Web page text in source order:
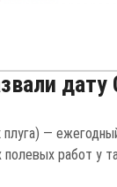
дату
плуга) —
полевых работ у